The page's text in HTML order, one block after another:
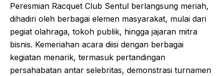
Peresmian Racquet Club Sentul berlangsung meriah,
dihadiri oleh berbagai elemen masyarakat, mulai dari
pegiat olahraga, tokoh publik, hingga jajaran mitra
bisnis. Kemeriahan acara diisi dengan berbagai
kegiatan menarik, termasuk pertandingan
persahabatan antar selebritas, demonstrasi turnamen